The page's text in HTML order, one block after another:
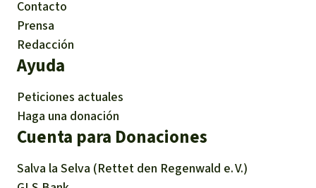
Contacto
Prensa
Redacción
Ayuda
Peticiones actuales
Haga una donación
Cuenta para Donaciones
Salva la Selva (Rettet den Regenwald e. V.)